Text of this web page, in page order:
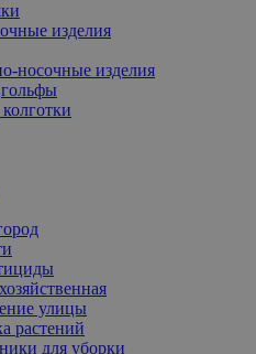
изделия
носочные изделия
улицы
растений
для уборки